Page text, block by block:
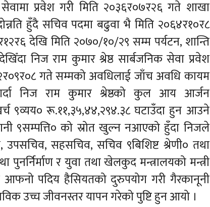
प्रवेश गरी मिति २०३६र०७र२६ गते शाखा
हुँदै सचिव पदमा बढुवा भै मिति २०६४र१०र८
देखि मिति २०७०/१०/२९ सम्म पर्यटन, शान्ति
निज राम कुमार श्रेष्ठ सार्बजनिक सेवा प्रवेश
गते सम्मको अवधिलाई जाँच अवधि कायम
निज राम कुमार श्रेष्ठको कुल आय आर्जन
९व्यय० रू.११,३५,४४,२९४.३८ घटाउँदा हुन आउने
९सम्पत्ति० को स्रोत खुल्न नआएको हुँदा निजले
सहसचिव, सचिव ९बिशिष्ट श्रेणी० तथा
पुनर्निर्माण र युवा तथा खेलकुद मन्त्रालयको मन्त्री
आफनो पदिय हैसियतको दुरुपयोग गरी गैरकानूनी
उच्च जीवनस्तर यापन गरेको पुष्टि हुन आयो ।